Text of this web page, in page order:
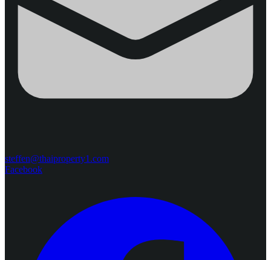
steffen@thaiproperty1.com
Facebook